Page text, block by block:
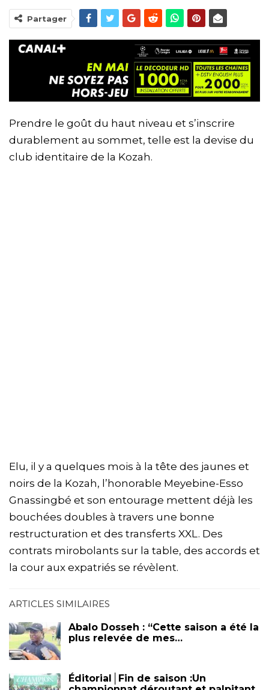
Partager
Prendre le goût du haut niveau et s’inscrire
durablement au sommet, telle est la devise du
club identitaire de la Kozah.
Elu, il y a quelques mois à la tête des jaunes et
noirs de la Kozah, l’honorable Meyebine-Esso
Gnassingbé et son entourage mettent déjà les
bouchées doubles à travers une bonne
restructuration et des transferts XXL. Des
contrats mirobolants sur la table, des accords et
la cour aux expatriés se révèlent.
ARTICLES SIMILAIRES
Abalo Dosseh : “Cette saison a été la
plus relevée de mes…
Éditorial│Fin de saison :Un